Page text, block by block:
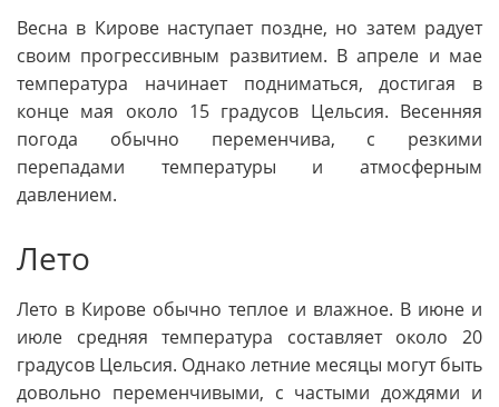
Весна в Кирове наступает поздне, но затем радует
своим прогрессивным развитием. В апреле и мае
температура начинает подниматься, достигая в
конце мая около 15 градусов Цельсия. Весенняя
погода обычно переменчива, с резкими
перепадами температуры и атмосферным
давлением.
Лето
Лето в Кирове обычно теплое и влажное. В июне и
июле средняя температура составляет около 20
градусов Цельсия. Однако летние месяцы могут быть
довольно переменчивыми, с частыми дождями и